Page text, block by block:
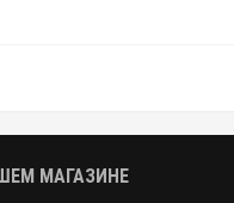
МАГАЗИНЕ